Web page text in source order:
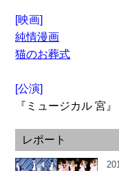
[映画]
純情漫画
猫のお葬式
[公演]
『ミュージカル 宮』
レポート